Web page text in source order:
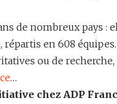
de nombreux pays :
en 608
ou de recherche,
…
chez ADP